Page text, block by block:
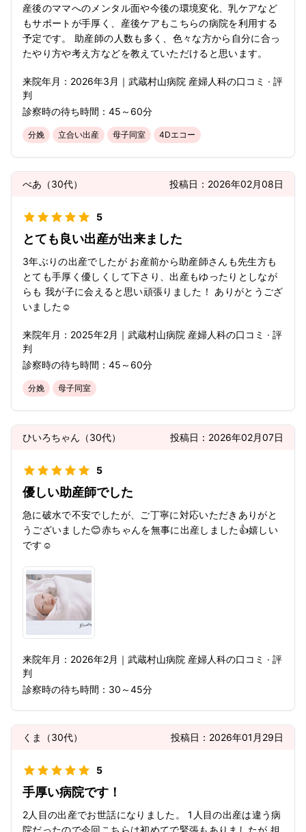
産後のママへのメンタル面や今後の環境変化、乳ケアなど
もサポートが手厚く、産後ケアもこちらの病院を利用する
予定です。 助産師の人数も多く、色々な方から自分に合っ
たやり方や考え方などを教えていただけると思います。
来院年月： 2026年3月 ｜ 武蔵村山病院 産婦人科の口コミ · 評
判
診察時の待ち時間： 45～60分
分娩 立合い出産 母子同室 4Dエコー
べあ （30代） 投稿日： 2026年02月08日
5
とても良い出産が出来ました
3年ぶりの出産でしたが お産前から助産師さんも先生方も
とても手厚く優しくして下さり、出産もゆったりとしなが
らも 我が子に会えると思い頑張りました！ ありがとうござ
いました☺️
来院年月： 2025年2月 ｜ 武蔵村山病院 産婦人科の口コミ · 評
判
診察時の待ち時間： 45～60分
分娩 母子同室
ひいろちゃん （30代） 投稿日： 2026年02月07日
5
優しい助産師でした
急に破水で不安でしたが、ご丁寧に対応いただきありがと
うございました😊赤ちゃんを無事に出産しました👍嬉しい
です☺️
来院年月： 2026年2月 ｜ 武蔵村山病院 産婦人科の口コミ · 評
判
診察時の待ち時間： 30～45分
くま （30代） 投稿日： 2026年01月29日
5
手厚い病院です！
2人目の出産でお世話になりました。 1人目の出産は違う病